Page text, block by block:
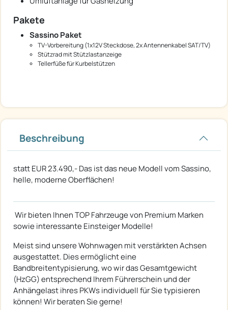
Pakete
Sassino Paket
TV-Vorbereitung (1x12V Steckdose, 2x Antennenkabel SAT/TV)
Stützrad mit Stützlastanzeige
Tellerfüße für Kurbelstützen
Beschreibung
statt EUR 23.490,- Das ist das neue Modell vom Sassino,
helle, moderne Oberflächen!
Wir bieten Ihnen TOP Fahrzeuge von Premium Marken
sowie interessante Einsteiger Modelle!
Meist sind unsere Wohnwagen mit verstärkten Achsen
ausgestattet. Dies ermöglicht eine
Bandbreitentypisierung, wo wir das Gesamtgewicht
(HzGG) entsprechend Ihrem Führerschein und der
Anhängelast ihres PKWs individuell für Sie typisieren
können! Wir beraten Sie gerne!